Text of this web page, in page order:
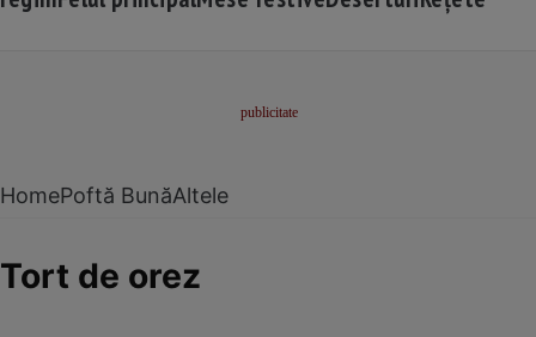
HomePoftă BunăAltele
Tort de orez